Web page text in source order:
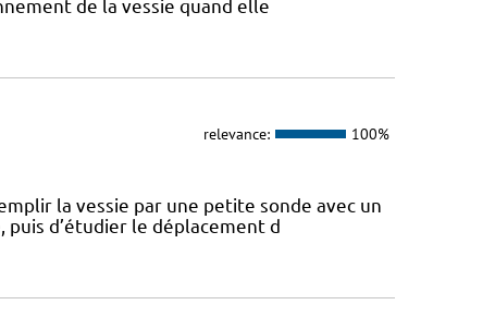
de la vessie quand elle
relevance: 100%
la vessie par une petite sonde avec un
puis d’étudier le déplacement d